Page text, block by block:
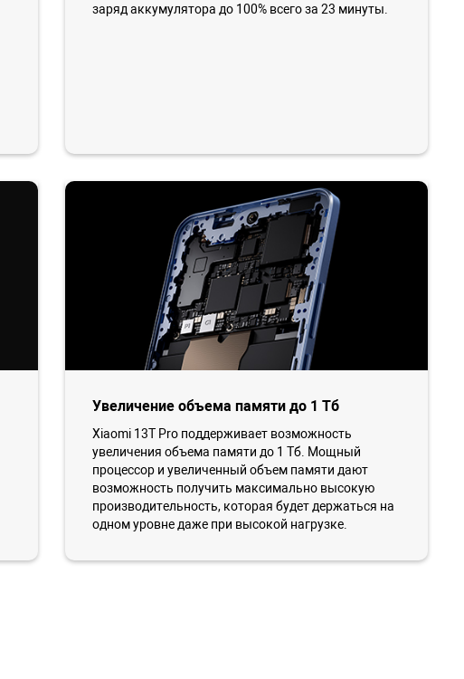
заряд аккумулятора до 100% всего за 23 минуты.
Увеличение объема памяти до 1 Тб
Xiaomi 13T Pro поддерживает возможность
увеличения объема памяти до 1 Тб. Мощный
процессор и увеличенный объем памяти дают
возможность получить максимально высокую
производительность, которая будет держаться на
одном уровне даже при высокой нагрузке.